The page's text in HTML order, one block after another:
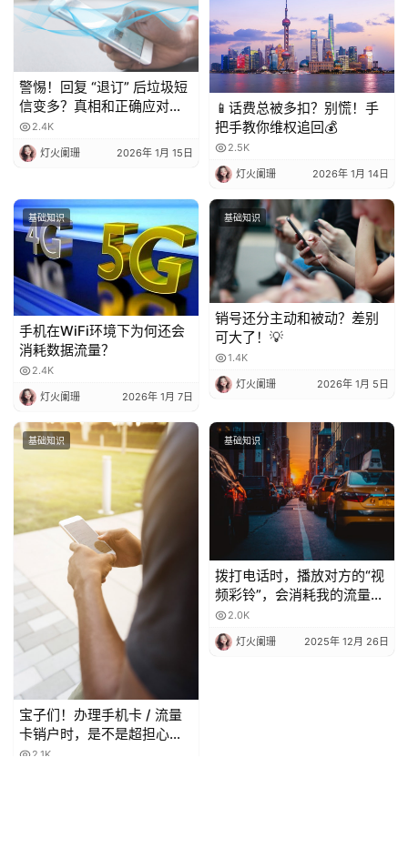
警惕！回复 “退订” 后垃圾短
信变多？真相和正确应对方
法都在这
2.4K
灯火阑珊 2026年 1月 15日
📱话费总被多扣？别慌！手
把手教你维权追回💰
2.5K
灯火阑珊 2026年 1月 14日
基础知识
手机在WiFi环境下为何还会
消耗数据流量？
2.4K
灯火阑珊 2026年 1月 7日
基础知识
销号还分主动和被动？差别
可大了！💡
1.4K
灯火阑珊 2026年 1月 5日
基础知识
宝子们！办理手机卡 / 流量
卡销户时，是不是超担心当
月月租白扣？😫 今天整理了
2.1K
基础知识
拨打电话时，播放对方的“视
频彩铃”，会消耗我的流量
吗？
2.0K
灯火阑珊 2025年 12月 26日